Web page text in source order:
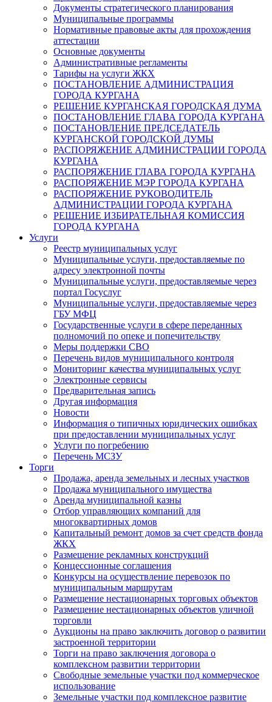
Документы стратегического планирования
Муниципальные программы
Нормативные правовые акты для прохождения
аттестации
Основные документы
Административные регламенты
Тарифы на услуги ЖКХ
ПОСТАНОВЛЕНИЕ АДМИНИСТРАЦИЯ
ГОРОДА КУРГАНА
РЕШЕНИЕ КУРГАНСКАЯ ГОРОДСКАЯ ДУМА
ПОСТАНОВЛЕНИЕ ГЛАВА ГОРОДА КУРГАНА
ПОСТАНОВЛЕНИЕ ПРЕДСЕДАТЕЛЬ
КУРГАНСКОЙ ГОРОДСКОЙ ДУМЫ
РАСПОРЯЖЕНИЕ АДМИНИСТРАЦИИ ГОРОДА
КУРГАНА
РАСПОРЯЖЕНИЕ ГЛАВА ГОРОДА КУРГАНА
РАСПОРЯЖЕНИЕ МЭР ГОРОДА КУРГАНА
РАСПОРЯЖЕНИЕ РУКОВОДИТЕЛЬ
АДМИНИСТРАЦИИ ГОРОДА КУРГАНА
РЕШЕНИЕ ИЗБИРАТЕЛЬНАЯ КОМИССИЯ
ГОРОДА КУРГАНА
Услуги
Реестр муниципальных услуг
Муниципальные услуги, предоставляемые по
адресу электронной почты
Муниципальные услуги, предоставляемые через
портал Госуслуг
Муниципальные услуги, предоставляемые через
ГБУ МФЦ
Государственные услуги в сфере переданных
полномочий по опеке и попечительству
Меры поддержки СВО
Перечень видов муниципального контроля
Мониторинг качества муниципальных услуг
Электронные сервисы
Предварительная запись
Другая информация
Новости
Информация о типичных юридических ошибках
при предоставлении муниципальных услуг
Услуги по погребению
Перечень МСЗУ
Торги
Продажа, аренда земельных и лесных участков
Продажа муниципального имущества
Аренда муниципальной казны
Отбор управляющих компаний для
многоквартирных домов
Капитальный ремонт домов за счет средств фонда
ЖКХ
Размещение рекламных конструкций
Концессионные соглашения
Конкурсы на осуществление перевозок по
муниципальным маршрутам
Размещение нестационарных торговых объектов
Размещение нестационарных объектов уличной
торговли
Аукционы на право заключить договор о развитии
застроенной территории
Торги на право заключения договора о
комплексном развитии территории
Свободные земельные участки под коммерческое
использование
Земельные участки под комплексное развитие